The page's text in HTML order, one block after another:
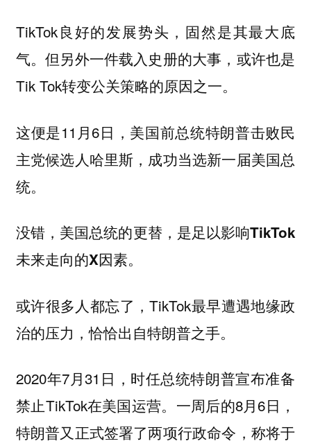
TikTok良好的发展势头，固然是其最大底
气。但另外一件载入史册的大事，或许也是
Tik Tok转变公关策略的原因之一。
这便是11月6日， 美国前总统特朗普击败民
主党候选人哈里斯，成功当选新一届美国总
统。
没错， 美国总统的更替，是足以影响TikTok
未来走向的X因素。
或许很多人都忘了，TikTok最早遭遇地缘政
治的压力，恰恰出自特朗普之手。
2020年7月31日，时任总统特朗普宣布准备
禁止TikTok在美国运营。一周后的8月6日，
特朗普又正式签署了两项行政命令，称将于